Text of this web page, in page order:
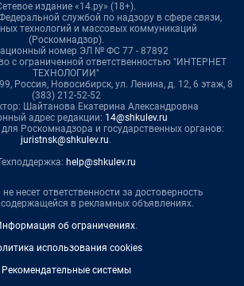
издание «14.ру» (18+).
службой по надзору в сфере связи,
технологий и массовых коммуникаций
(Роскомнадзор).
номер ЭЛ № ФС 77 - 87892
с ограниченной ответственностью "ИНТЕРНЕТ
ТЕХНОЛОГИИ"
Россия, Новосибирск, ул. Ленина, д. 12, 6 этаж, 8
(383) 212-52-52
Шайтанова Екатерина Александровна
адрес редакции: 14@shkulev.ru
Роскомнадзора и государственных органов:
juristnsk@shkulev.ru.
help@shkulev.ru
несет ответственности за достоверность
в рекламных объявлениях.
об ограничениях.
использования cookies
Рекомендательные системы